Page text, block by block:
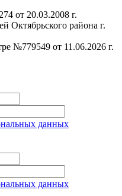
от 20.03.2008 г.
Октябрьского района г.
№779549 от 11.06.2026 г.
данных
данных